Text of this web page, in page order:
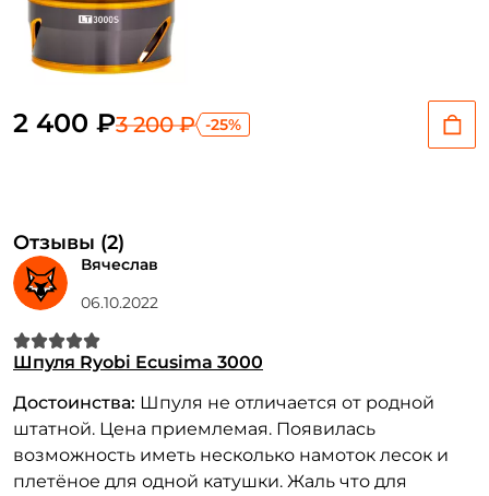
2 400 ₽3 200 ₽ -25%
Отзывы (2)
Вячеслав
06.10.2022
Шпуля Ryobi Ecusima 3000
Достоинства: Шпуля не отличается от родной
штатной. Цена приемлемая. Появилась
возможность иметь несколько намоток лесок и
плетёное для одной катушки. Жаль что для